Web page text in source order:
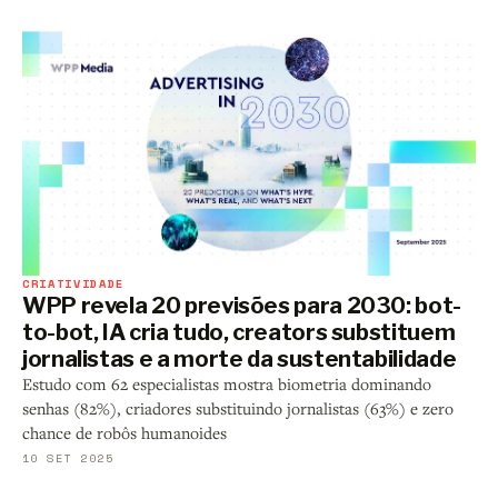
CRIATIVIDADE
WPP revela 20 previsões para 2030: bot-
to-bot, IA cria tudo, creators substituem
jornalistas e a morte da sustentabilidade
Estudo com 62 especialistas mostra biometria dominando
senhas (82%), criadores substituindo jornalistas (63%) e zero
chance de robôs humanoides
10 SET 2025